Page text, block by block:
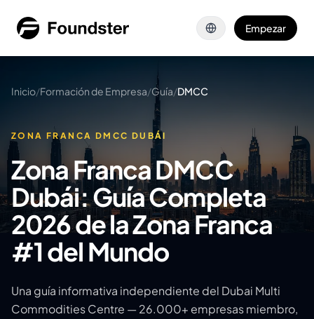
Empezar
Inicio/Formación de Empresa/Guía/DMCC
ZONA FRANCA DMCC DUBÁI
Zona Franca DMCC
Dubái: Guía Completa
2026 de la Zona Franca
#1 del Mundo
Una guía informativa independiente del Dubai Multi
Commodities Centre — 26.000+ empresas miembro,